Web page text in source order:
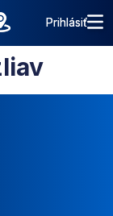
Prihlásiť
Prihlásiť